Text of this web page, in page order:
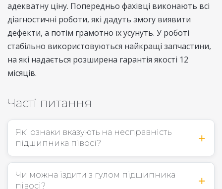
адекватну ціну. Попередньо фахівці виконають всі
діагностичні роботи, які дадуть змогу виявити
дефекти, а потім грамотно їх усунуть. У роботі
стабільно використовуються найкращі запчастини,
на які надається розширена гарантія якості 12
місяців.
Часті питання
Які ознаки вказують на несправність
підшипника півосі?
Чи можна їздити з гулом підшипника
півосі?